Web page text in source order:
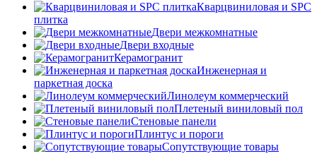
Кварцвиниловая и SPC
плитка
Двери межкомнатные
Двери входные
Керамогранит
Инженерная и
паркетная доска
Линолеум коммерческий
Плетеный виниловый пол
Стеновые панели
Плинтус и пороги
Сопутствующие товары